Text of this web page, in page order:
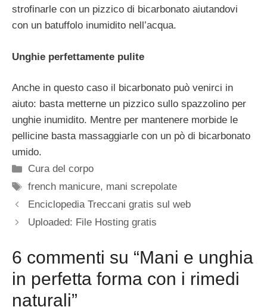
strofinarle con un pizzico di bicarbonato aiutandovi
con un batuffolo inumidito nell’acqua.
Unghie perfettamente pulite
Anche in questo caso il bicarbonato può venirci in
aiuto: basta metterne un pizzico sullo spazzolino per
unghie inumidito. Mentre per mantenere morbide le
pellicine basta massaggiarle con un pò di bicarbonato
umido.
Categorie
Cura del corpo
Tag
french manicure, mani screpolate
Enciclopedia Treccani gratis sul web
Uploaded: File Hosting gratis
6 commenti su “Mani e unghia
in perfetta forma con i rimedi
naturali”